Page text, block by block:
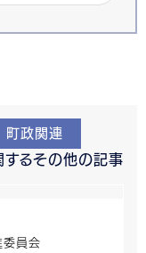
町政関連
するその他の記事
委員会